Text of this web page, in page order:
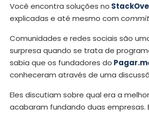
Você encontra soluções no
explicadas e até mesmo com c
Comunidades e redes sociais são
surpresa quando se trata de
sabia que os fundadores do Pagar.m
conheceram através de uma
Eles discutiam sobre qual era a melhor
acabaram fundando duas empresas.